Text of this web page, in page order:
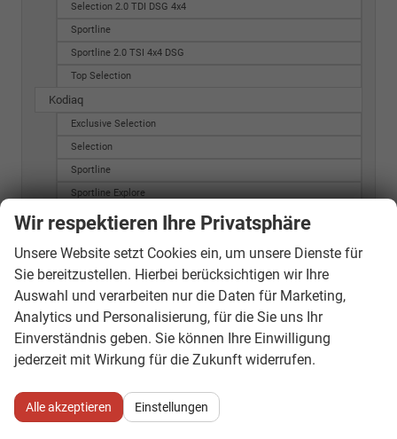
Selection 2.0 TDI DSG 4x4
Sportline
Sportline 2.0 TSI 4x4 DSG
Top Selection
Kodiaq
Exclusive Selection
Selection
Sportline
Sportline Explore
Octavia Combi
AMBITION G-TEC
Active
Active Combi
Ambition (MJ 2015)
Ambition (MJ 2016)
Wir respektieren Ihre Privatsphäre
Unsere Website setzt Cookies ein, um unsere Dienste für
Sie bereitzustellen. Hierbei berücksichtigen wir Ihre
Auswahl und verarbeiten nur die Daten für Marketing,
Analytics und Personalisierung, für die Sie uns Ihr
Einverständnis geben. Sie können Ihre Einwilligung
jederzeit mit Wirkung für die Zukunft widerrufen.
Alle akzeptieren Einstellungen